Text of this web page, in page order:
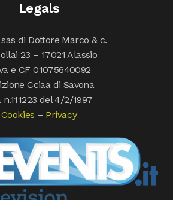
Legals
di Dottore Marco & c.
23 – 17021 Alassio
e CF 01075640092
Cciaa di Savona
n.111223 del 4/2/1997
Cookies – Privacy